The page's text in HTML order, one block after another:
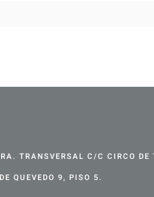
TRANSVERSAL C/C CIRCO DE
QUEVEDO 9, PISO 5.